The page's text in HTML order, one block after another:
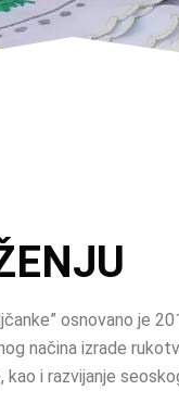
osnovano je
načina izrade
i razvijanje